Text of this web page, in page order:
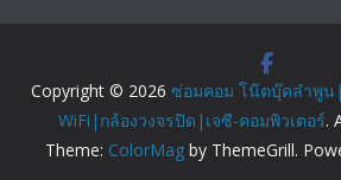
Copyright © 2026 ซ่อมคอม โน๊ตบุ๊คลำพูน
WiFi|กล้องวงจรปิด|เจซี-คอมพิวเตอร์.
Theme: ColorMag by ThemeGrill.